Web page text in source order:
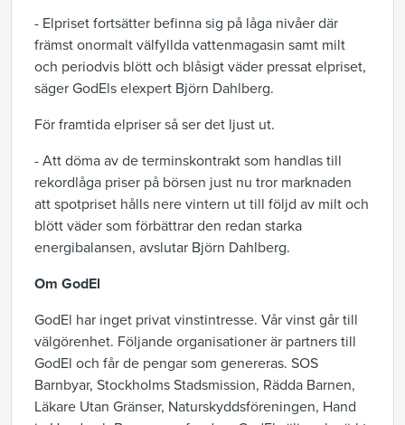
- Elpriset fortsätter befinna sig på låga nivåer där
främst onormalt välfyllda vattenmagasin samt milt
och periodvis blött och blåsigt väder pressat elpriset,
säger GodEls elexpert Björn Dahlberg.
För framtida elpriser så ser det ljust ut.
- Att döma av de terminskontrakt som handlas till
rekordlåga priser på börsen just nu tror marknaden
att spotpriset hålls nere vintern ut till följd av milt och
blött väder som förbättrar den redan starka
energibalansen, avslutar Björn Dahlberg.
Om GodEl
GodEl har inget privat vinstintresse. Vår vinst går till
välgörenhet. Följande organisationer är partners till
GodEl och får de pengar som genereras. SOS
Barnbyar, Stockholms Stadsmission, Rädda Barnen,
Läkare Utan Gränser, Naturskyddsföreningen, Hand